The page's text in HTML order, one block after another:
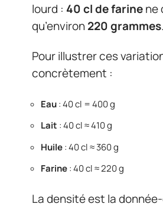
lourd : 40 cl de farinene
qu’environ220 grammes.
Pour illustrer ces
concrètement :
Eau: 40 cl = 400 g
Lait : 40 cl ≈ 410 g
Huile: 40 cl ≈ 360 g
Farine: 40 cl ≈ 220 g
La densité est la